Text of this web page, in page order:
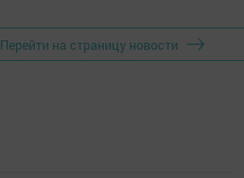
Перейти на страницу новости